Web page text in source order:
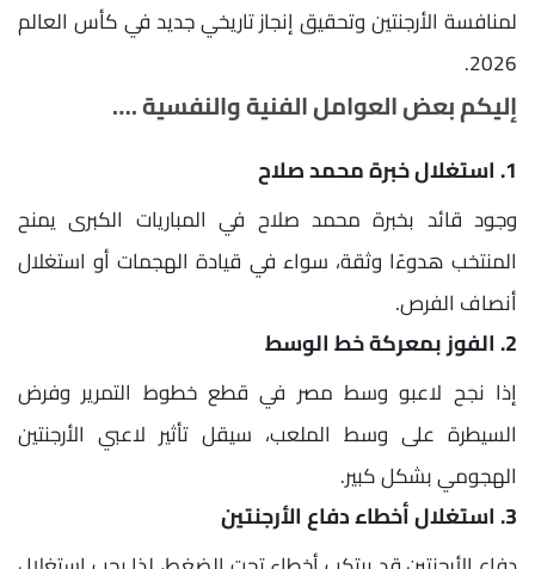
لمنافسة الأرجنتين وتحقيق إنجاز تاريخي جديد في كأس العالم
2026.
إليكم بعض العوامل الفنية والنفسية .…
1. استغلال خبرة محمد صلاح
وجود قائد بخبرة محمد صلاح في المباريات الكبرى يمنح
المنتخب هدوءًا وثقة، سواء في قيادة الهجمات أو استغلال
أنصاف الفرص.
2. الفوز بمعركة خط الوسط
إذا نجح لاعبو وسط مصر في قطع خطوط التمرير وفرض
السيطرة على وسط الملعب، سيقل تأثير لاعبي الأرجنتين
الهجومي بشكل كبير.
3. استغلال أخطاء دفاع الأرجنتين